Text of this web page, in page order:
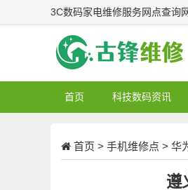
3C数码家电维修服务网点查询
首页 科技数码资讯
首页 > 手机维修点 > 华
遵